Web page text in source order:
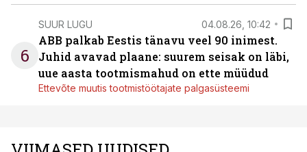
6
SUUR LUGU 04.08.26, 10:42
ABB palkab Eestis tänavu veel 90 inimest.
Juhid avavad plaane: suurem seisak on läbi,
uue aasta tootmismahud on ette müüdud
Ettevõte muutis tootmistöötajate palgasüsteemi